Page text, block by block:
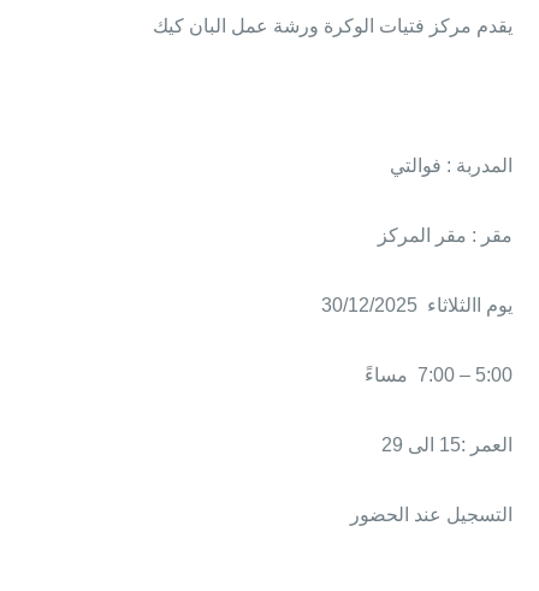
يقدم مركز فتيات الوكرة ورشة عمل البان كيك
المدربة : فوالتي
مقر : مقر المركز
يوم االثلاثاء 30/12/2025
5:00 – 7:00 مساءً
العمر :15 الى 29
التسجيل عند الحضور